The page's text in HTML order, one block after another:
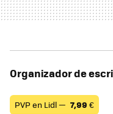
Organizador de
PVP en Lidl — 7,99 €